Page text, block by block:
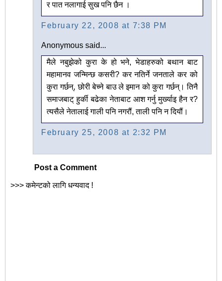
र पात नलागाई सुख पनि छैन ।
February 22, 2008 at 7:38 PM
Anonymous said...
मैले नबुझेको कुरा के हो भने, भेडाहरुको बथान बाट
महामानव जन्मिन्छ कसरी? कर नतिर्ने जनताले कर को
कुरा गर्छन्, छोरी बेच्ने बाउ ले इमान को कुरा गर्छन्। तिनै
समाजबाट् हुर्की बढेका नेताबाट आश गर्नु मुर्ख्याइ हैन र?
त्यसैले नेतालाई गाली पनि नगरौं, ताली पनि न दियौं।
February 25, 2008 at 2:32 PM
Post a Comment
>>> कमेन्टको लागि धन्यवाद !